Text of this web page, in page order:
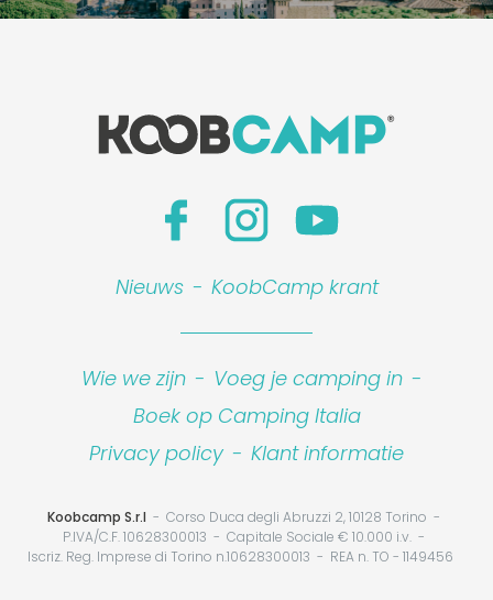
Nieuws - KoobCamp krant
Wie we zijn - Voeg je camping in -
Boek op Camping Italia
Privacy policy - Klant informatie
Koobcamp S.r.l
Corso Duca degli Abruzzi 2, 10128 Torino
P.IVA/C.F. 10628300013
Capitale Sociale € 10.000 i.v.
Iscriz. Reg. Imprese di Torino n.10628300013
REA n. TO - 1149456